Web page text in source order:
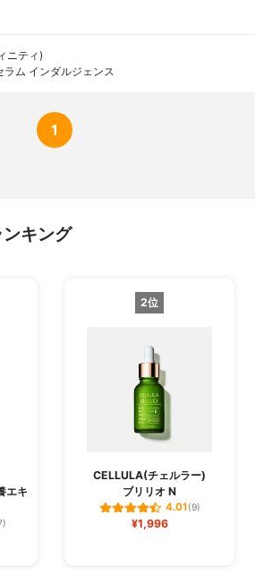
ニティ)
ラム インダルジェンス
1
キング
エキ
2位
CELLULA(チェルラー)
ブリリオ N
4.01(9)
¥1,996